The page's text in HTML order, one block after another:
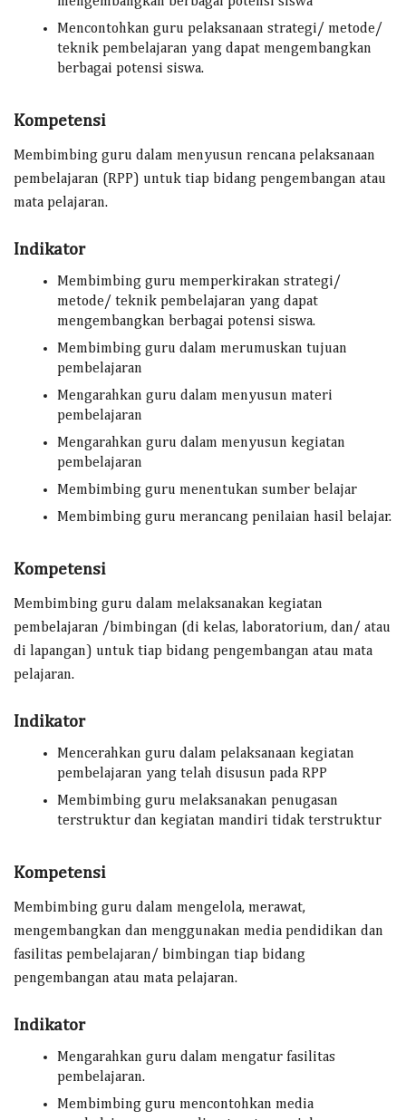
Mencontohkan guru pelaksanaan strategi/ metode/
teknik pembelajaran yang dapat mengembangkan
berbagai potensi siswa.
Kompetensi
Membimbing guru dalam menyusun rencana pelaksanaan
pembelajaran (RPP) untuk tiap bidang pengembangan atau
mata pelajaran.
Indikator
Membimbing guru memperkirakan strategi/
metode/ teknik pembelajaran yang dapat
mengembangkan berbagai potensi siswa.
Membimbing guru dalam merumuskan tujuan
pembelajaran
Mengarahkan guru dalam menyusun materi
pembelajaran
Mengarahkan guru dalam menyusun kegiatan
pembelajaran
Membimbing guru menentukan sumber belajar
Membimbing guru merancang penilaian hasil belajar.
Kompetensi
Membimbing guru dalam melaksanakan kegiatan
pembelajaran /bimbingan (di kelas, laboratorium, dan/ atau
di lapangan) untuk tiap bidang pengembangan atau mata
pelajaran.
Indikator
Mencerahkan guru dalam pelaksanaan kegiatan
pembelajaran yang telah disusun pada RPP
Membimbing guru melaksanakan penugasan
terstruktur dan kegiatan mandiri tidak terstruktur
Kompetensi
Membimbing guru dalam mengelola, merawat,
mengembangkan dan menggunakan media pendidikan dan
fasilitas pembelajaran/ bimbingan tiap bidang
pengembangan atau mata pelajaran.
Indikator
Mengarahkan guru dalam mengatur fasilitas
pembelajaran.
Membimbing guru mencontohkan media